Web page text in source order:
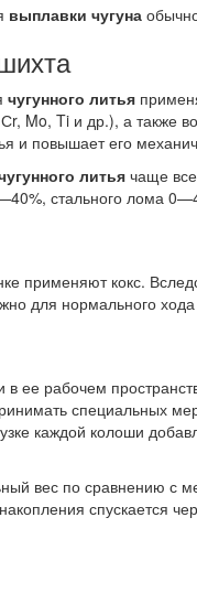
выплавки чугуна
чугунного литья
Mo, Ti и др.), а также
и повышает его
литья чаще
стального лома
применяют кокс.
для нормального хода
в ее рабочем
специальных
каждой колоши
вес по сравнению с
спускается